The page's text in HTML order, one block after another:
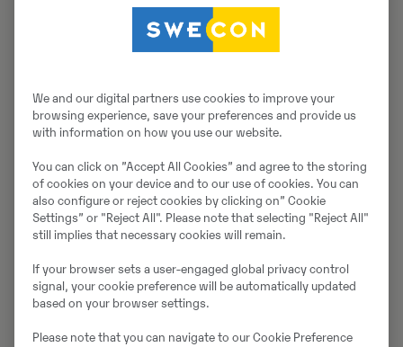
LK Steinburg
Neumünster
Ansprechpartner für den Verkauf
Gebiete:
LK Harburg
LK Lüneburg
LK Uelzen
Hamburg
Telefon:+49 172 6831274
We and our digital partners use cookies to improve your
browsing experience, save your preferences and provide us
with information on how you use our website.
You can click on ”Accept All Cookies” and agree to the storing
of cookies on your device and to our use of cookies. You can
also configure or reject cookies by clicking on” Cookie
Settings” or "Reject All". Please note that selecting "Reject All"
still implies that necessary cookies will remain.
If your browser sets a user-engaged global privacy control
signal, your cookie preference will be automatically updated
based on your browser settings.
Please note that you can navigate to our Cookie Preference